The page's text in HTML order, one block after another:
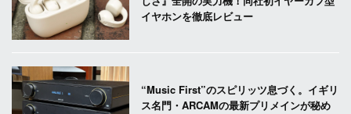
イヤホンを徹底レビュー
“Music First”のスピリッツ息づく。イギリ
ス名門・ARCAMの最新プリメインが秘め